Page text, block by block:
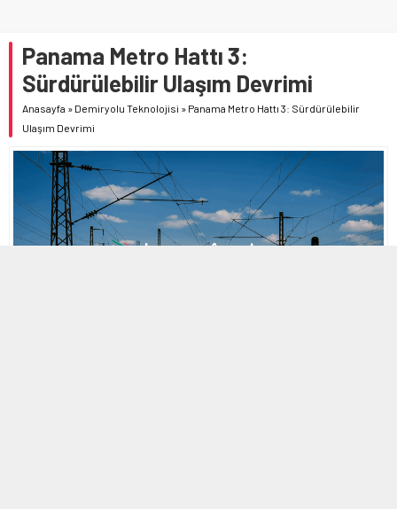
Panama Metro Hattı 3:
Sürdürülebilir Ulaşım Devrimi
Anasayfa » Demiryolu Teknolojisi » Panama Metro Hattı 3: Sürdürülebilir
Ulaşım Devrimi